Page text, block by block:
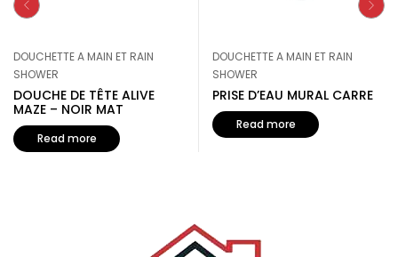
DOUCHETTE A MAIN ET RAIN
SHOWER
DOUCHE DE TÊTE ALIVE
MAZE – NOIR MAT
Read more
DOUCHETTE A MAIN ET RAIN
SHOWER
PRISE D’EAU MURAL CARRE
Read more